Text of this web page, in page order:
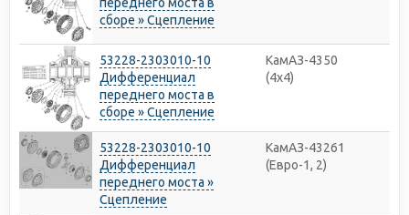
сборе » Сцепление
53228-2303010-10
Дифференциал
переднего моста в
сборе » Сцепление
КамАЗ-4350
(4х4)
53228-2303010-10
Дифференциал
переднего моста »
Сцепление
КамАЗ-43261
(Евро-1, 2)